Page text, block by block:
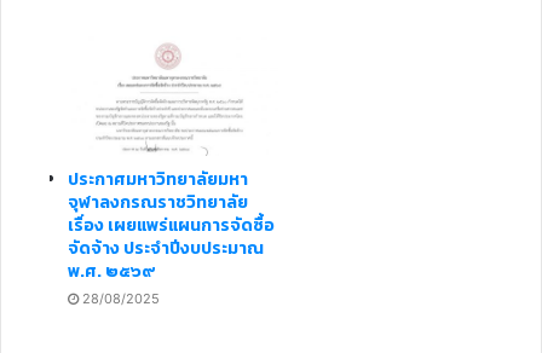
ประกาศมหาวิทยาลัยมหา
จุฬาลงกรณราชวิทยาลัย
เรื่อง เผยแพร่แผนการจัดซื้อ
จัดจ้าง ประจำปีงบประมาณ
พ.ศ. ๒๕๖๙
28/08/2025